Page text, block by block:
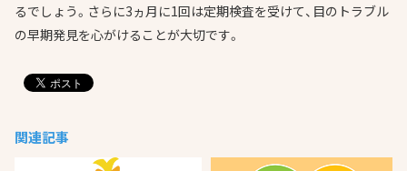
るでしょう。さらに3ヵ月に1回は定期検査を受けて、目のトラブル
の早期発見を心がけることが大切です。
関連記事